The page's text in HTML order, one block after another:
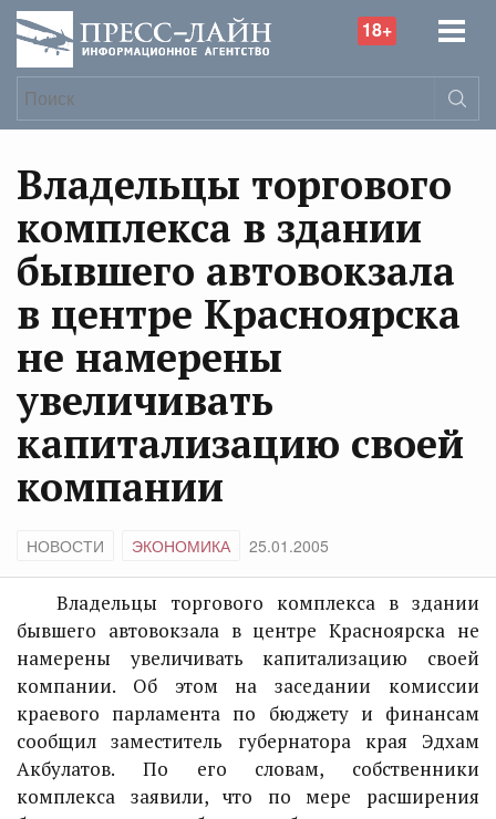
18+
Владельцы торгового
комплекса в здании
бывшего автовокзала
в центре Красноярска
не намерены
увеличивать
капитализацию своей
компании
НОВОСТИ ЭКОНОМИКА 25.01.2005
Владельцы торгового комплекса в здании
бывшего автовокзала в центре Красноярска не
намерены увеличивать капитализацию своей
компании. Об этом на заседании комиссии
краевого парламента по бюджету и финансам
сообщил заместитель губернатора края Эдхам
Акбулатов. По его словам, собственники
комплекса заявили, что по мере расширения